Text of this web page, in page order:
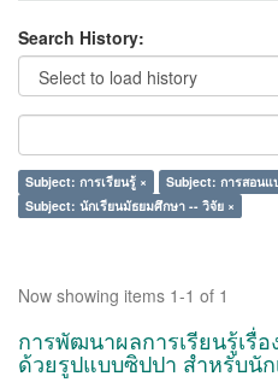
Search History:
Subject: การเรียนรู้ × Subject: การสอน
Subject: นักเรียนมัธยมศึกษา -- วิจัย ×
Now showing items 1-1 of 1
การพัฒนาผลการเรียนรู้เรื่อ
ด้วยรูปแบบซิปปา สำหรับนั